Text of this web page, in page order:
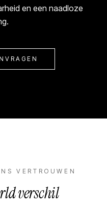
en een naadloze
VERTROUWEN
verschil